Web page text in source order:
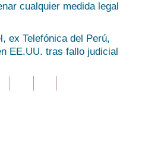
cualquier medida legal
ex Telefónica del Perú,
EE.UU. tras fallo judicial